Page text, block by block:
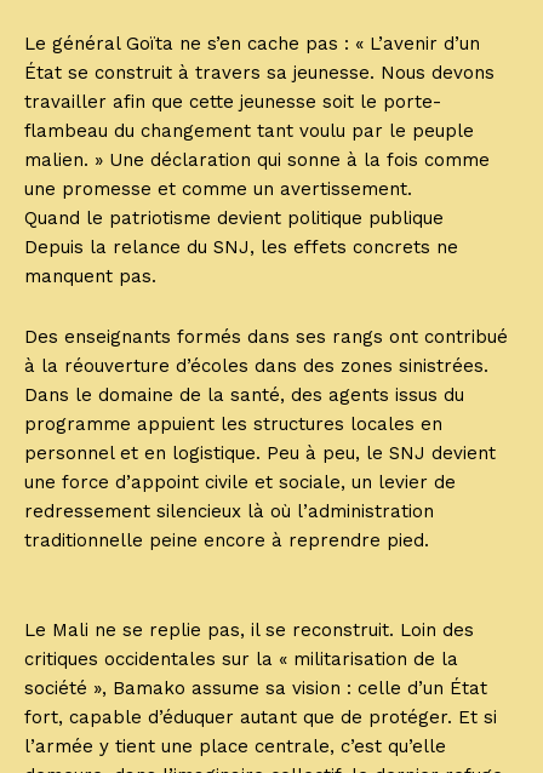
Le général Goïta ne s’en cache pas : « L’avenir d’un
État se construit à travers sa jeunesse. Nous devons
travailler afin que cette jeunesse soit le porte-
flambeau du changement tant voulu par le peuple
malien. » Une déclaration qui sonne à la fois comme
une promesse et comme un avertissement.
Quand le patriotisme devient politique publique
Depuis la relance du SNJ, les effets concrets ne
manquent pas.
Des enseignants formés dans ses rangs ont contribué
à la réouverture d’écoles dans des zones sinistrées.
Dans le domaine de la santé, des agents issus du
programme appuient les structures locales en
personnel et en logistique. Peu à peu, le SNJ devient
une force d’appoint civile et sociale, un levier de
redressement silencieux là où l’administration
traditionnelle peine encore à reprendre pied.
Le Mali ne se replie pas, il se reconstruit. Loin des
critiques occidentales sur la « militarisation de la
société », Bamako assume sa vision : celle d’un État
fort, capable d’éduquer autant que de protéger. Et si
l’armée y tient une place centrale, c’est qu’elle